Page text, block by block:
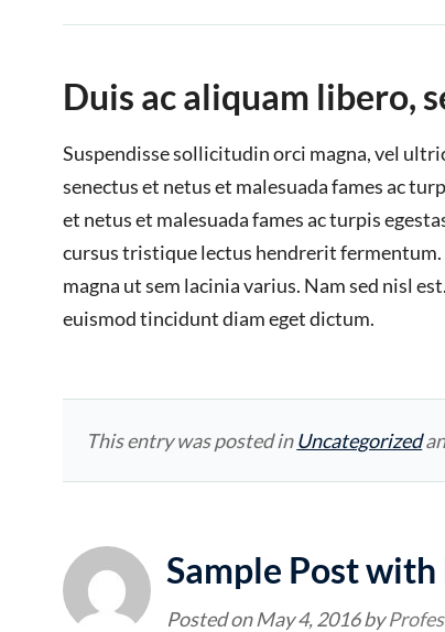
Duis ac aliquam libero,
Suspendisse sollicitudin orci magna, vel
senectus et netus et malesuada fames ac
et netus et malesuada fames ac turpis
cursus tristique lectus hendrerit
magna ut sem lacinia varius. Nam sed nisl
euismod tincidunt diam eget dictum.
This entry was posted inUncategorized
Sample Post
Posted onMay 4, 2016by